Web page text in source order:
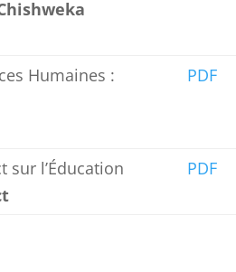
Humaines :
PDF
sur l’Éducation
PDF